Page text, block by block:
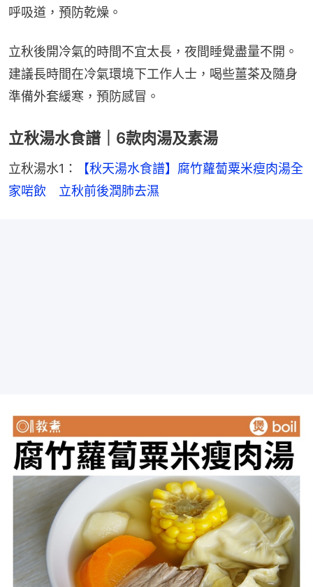
呼吸道，預防乾燥。
立秋後開冷氣的時間不宜太長，夜間睡覺盡量不開。
建議長時間在冷氣環境下工作人士，喝些薑茶及隨身
準備外套緩寒，預防感冒。
立秋湯水食譜｜6款肉湯及素湯
立秋湯水1：
【秋天湯水食譜】腐竹蘿蔔粟米瘦肉湯全
家啱飲　立秋前後潤肺去濕